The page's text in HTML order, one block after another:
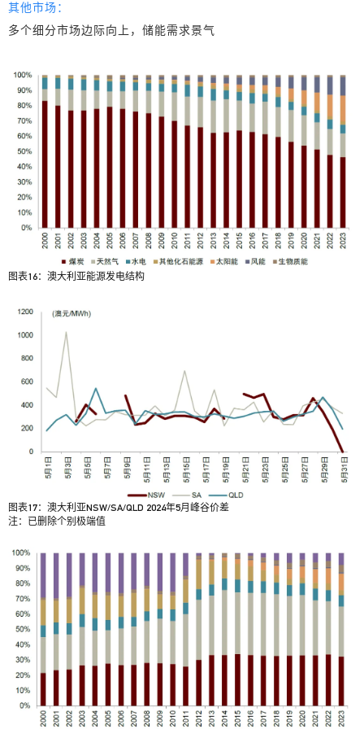
其他市场：
多个细分市场边际向上，储能需求景气
图表16：澳大利亚能源发电结构
图表17：澳大利亚NSW/SA/QLD 2024年5月峰谷价差
注：已删除个别极端值